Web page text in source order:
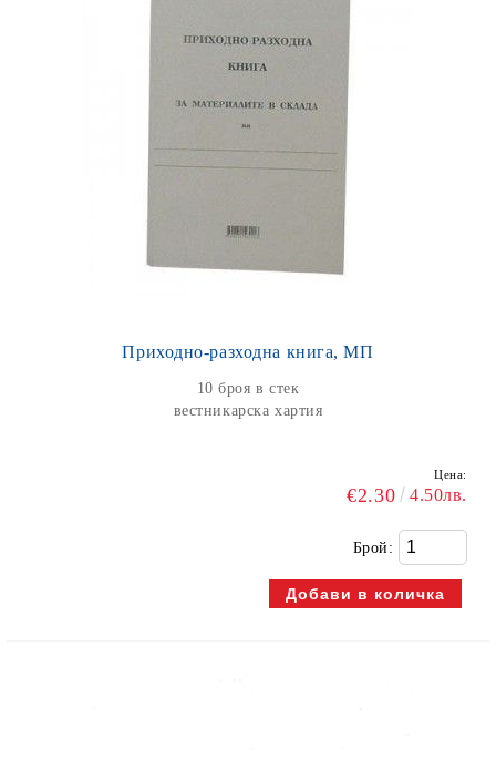
Приходно-разходна книга, МП
10 броя в стек
вестникарска хартия
Цена:
€2.30 4.50лв.
Брой: